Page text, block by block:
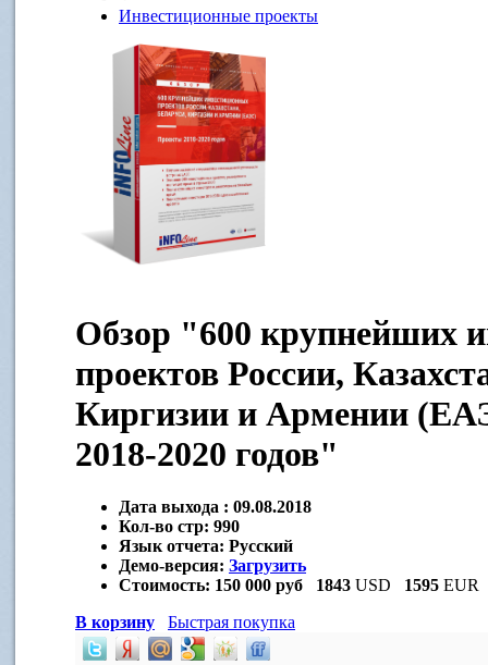
Инвестиционные проекты
Обзор "600 крупнейших
проектов России,
Киргизии и Армении
2018-2020 годов"
Дата выхода : 09.08.2018
Кол-во стр: 990
Язык отчета: Русский
Демо-версия: Загрузить
Стоимость: 150 000 руб 1843 USD 1595 EUR
В корзину
Быстрая покупка